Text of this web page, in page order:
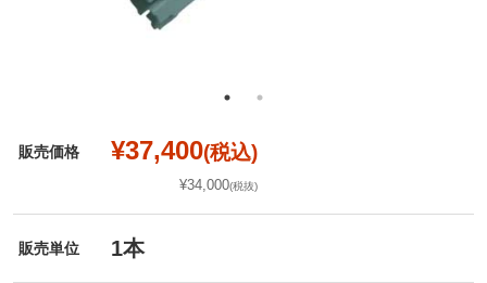
販売価格 ¥37,400(税込)
¥34,000(税抜)
販売単位 1本